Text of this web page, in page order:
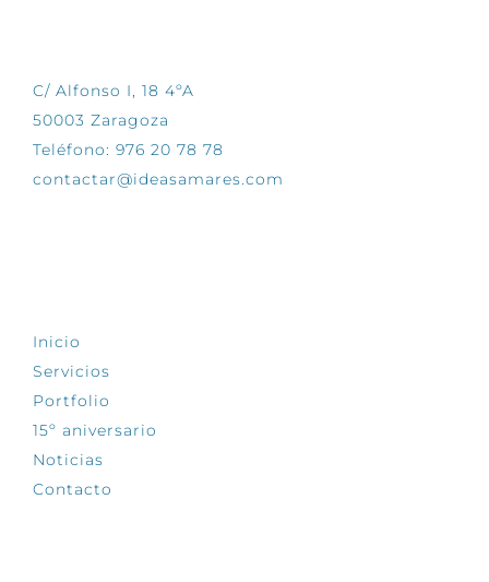
C/ Alfonso I, 18 4ºA
50003 Zaragoza
Teléfono: 976 20 78 78
contactar@ideasamares.com
Inicio
Servicios
Portfolio
15º aniversario
Noticias
Contacto